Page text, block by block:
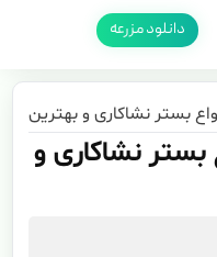
دانلود مزرعه
بستر نشاکاری و بهترین
نشاکاری و